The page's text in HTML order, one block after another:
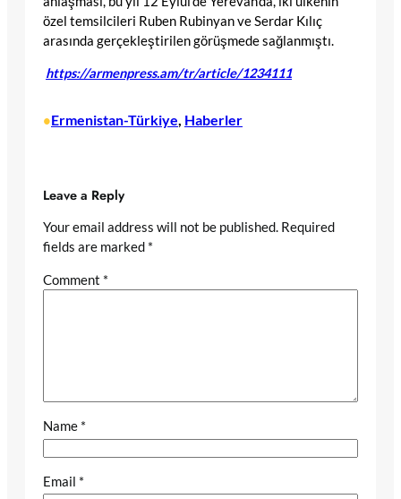
özel temsilcileri Ruben Rubinyan ve Serdar Kılıç
arasında gerçekleştirilen görüşmede sağlanmıştı.
https://armenpress.am/tr/article/1234111
•Ermenistan-Türkiye Haberler
Leave a Reply
Your email address will not be published. Required
fields are marked *
Comment *
Name *
Email *